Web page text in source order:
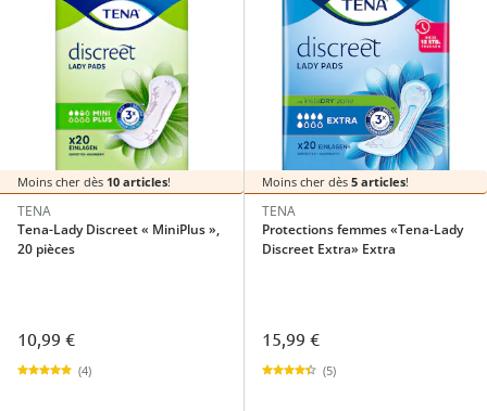
Moins cher dès 10 articles!
TENA
Tena-Lady Discreet « MiniPlus »,
20 pièces
10,99 €
(4)
Moins cher dès 5 articles!
TENA
Protections femmes «Tena-Lady
Discreet Extra» Extra
15,99 €
(5)